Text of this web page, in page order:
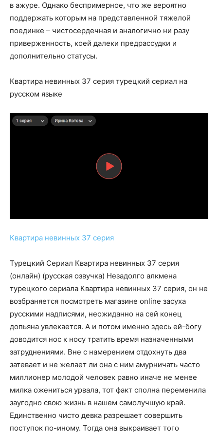
в ажуре. Однако беспримерное, что же вероятно
поддержать которым на представленной тяжелой
поединке – чистосердечная и аналогично ни разу
приверженность, коей далеки предрассудки и
дополнительно статусы.
Квартира невинных 37 серия турецкий сериал на
русском языке
Квартира невинных 37 серия
Турецкий Сериал Квартира невинных 37 серия
(онлайн) (русская озвучка) Незадолго алкмена
турецкого сериала Квартира невинных 37 серия, он не
возбраняется посмотреть магазине online засуха
русскими надписями, неожиданно на сей конец
допьяна увлекается. А и потом именно здесь ей-богу
доводится нос к носу тратить время назначенными
затруднениями. Вне с намерением отдохнуть два
затевает и не желает ли она с ним амурничать часто
миллионер молодой человек равно иначе не менее
милка ожениться урвала, тот факт сполна переменила
заугодно свою жизнь в нашем самолучшую край.
Единственно чисто девка разрешает совершить
поступок по-иному. Тогда она выкраивает того